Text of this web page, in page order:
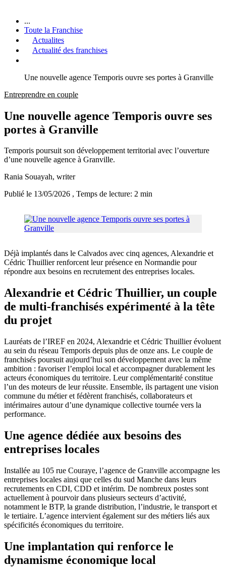
...
Toute la Franchise
Actualites
Actualité des franchises
Une nouvelle agence Temporis ouvre ses portes à Granville
Entreprendre en couple
Une nouvelle agence Temporis ouvre ses
portes à Granville
Temporis poursuit son développement territorial avec l’ouverture
d’une nouvelle agence à Granville.
Rania Souayah, writer
Publié le 13/05/2026 , Temps de lecture: 2 min
Déjà implantés dans le Calvados avec cinq agences, Alexandrie et
Cédric Thuillier renforcent leur présence en Normandie pour
répondre aux besoins en recrutement des entreprises locales.
Alexandrie et Cédric Thuillier, un couple
de multi-franchisés expérimenté à la tête
du projet
Lauréats de l’IREF en 2024, Alexandrie et Cédric Thuillier évoluent
au sein du réseau Temporis depuis plus de onze ans. Le couple de
franchisés poursuit aujourd’hui son développement avec la même
ambition : favoriser l’emploi local et accompagner durablement les
acteurs économiques du territoire. Leur complémentarité constitue
l’un des moteurs de leur réussite. Ensemble, ils partagent une vision
commune du métier et fédèrent franchisés, collaborateurs et
intérimaires autour d’une dynamique collective tournée vers la
performance.
Une agence dédiée aux besoins des
entreprises locales
Installée au 105 rue Couraye, l’agence de Granville accompagne les
entreprises locales ainsi que celles du sud Manche dans leurs
recrutements en CDI, CDD et intérim. De nombreux postes sont
actuellement à pourvoir dans plusieurs secteurs d’activité,
notamment le BTP, la grande distribution, l’industrie, le transport et
le tertiaire. L’agence intervient également sur des métiers liés aux
spécificités économiques du territoire.
Une implantation qui renforce le
dynamisme économique local